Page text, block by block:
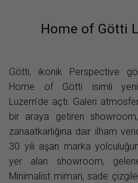
Home of Götti
Götti, ikonik Perspective
Home of Götti isimli yeni
Luzern’de açtı. Galeri
bir araya getiren
zanaatkarlığına dair ilham
30 yılı aşan marka
yer alan showroom,
Minimalist mimari, sade